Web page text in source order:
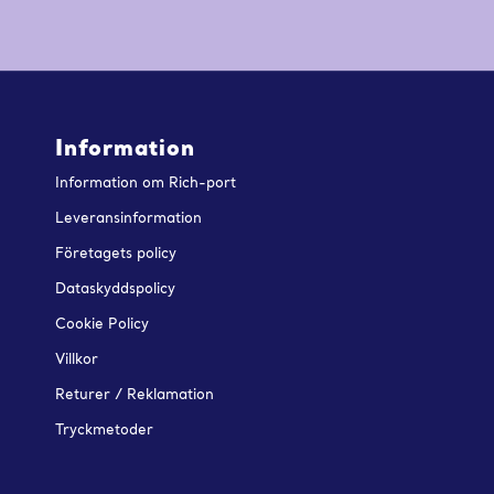
Information
Information om Rich-port
Leveransinformation
Företagets policy
Dataskyddspolicy
Cookie Policy
Villkor
Returer / Reklamation
Tryckmetoder